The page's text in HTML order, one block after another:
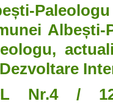
Nr.4 /